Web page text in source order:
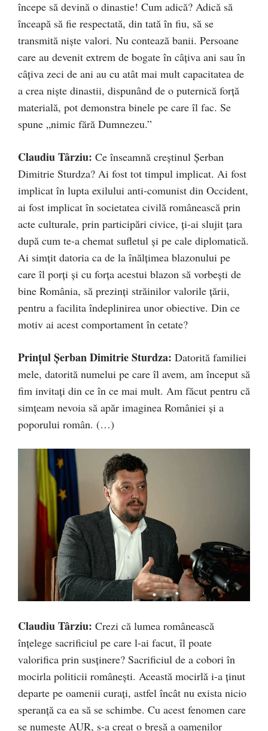
începe să devină o dinastie! Cum adică? Adică să
înceapă să fie respectată, din tată în fiu, să se
transmită niște valori. Nu contează banii. Persoane
care au devenit extrem de bogate în câțiva ani sau în
câțiva zeci de ani au cu atât mai mult capacitatea de
a crea niște dinastii, dispunând de o puternică forță
materială, pot demonstra binele pe care îl fac. Se
spune „nimic fără Dumnezeu.”
Claudiu Târziu: Ce înseamnă creștinul Șerban
Dimitrie Sturdza? Ai fost tot timpul implicat. Ai fost
implicat în lupta exilului anti-comunist din Occident,
ai fost implicat în societatea civilă românească prin
acte culturale, prin participări civice, ți-ai slujit țara
după cum te-a chemat sufletul și pe cale diplomatică.
Ai simțit datoria ca de la înălțimea blazonului pe
care îl porți și cu forța acestui blazon să vorbești de
bine România, să prezinți străinilor valorile țării,
pentru a facilita îndeplinirea unor obiective. Din ce
motiv ai acest comportament în cetate?
Prințul Șerban Dimitrie Sturdza: Datorită familiei
mele, datorită numelui pe care îl avem, am început să
fim invitați din ce în ce mai mult. Am făcut pentru că
simțeam nevoia să apăr imaginea României și a
poporului român. (…)
Claudiu Târziu: Crezi că lumea românească
înțelege sacrificiul pe care l-ai facut, îl poate
valorifica prin susținere? Sacrificiul de a cobori în
mocirla politicii românești. Această mocirlă i-a ținut
departe pe oamenii curați, astfel încât nu exista nicio
speranță ca ea să se schimbe. Cu acest fenomen care
se numește AUR, s-a creat o breșă a oamenilor